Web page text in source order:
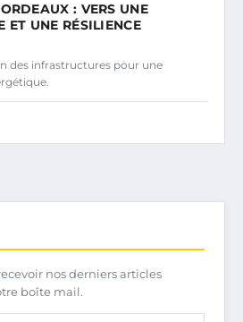
: VERS UNE
ET UNE RÉSILIENCE
des infrastructures pour une
nos derniers articles
boîte mail.